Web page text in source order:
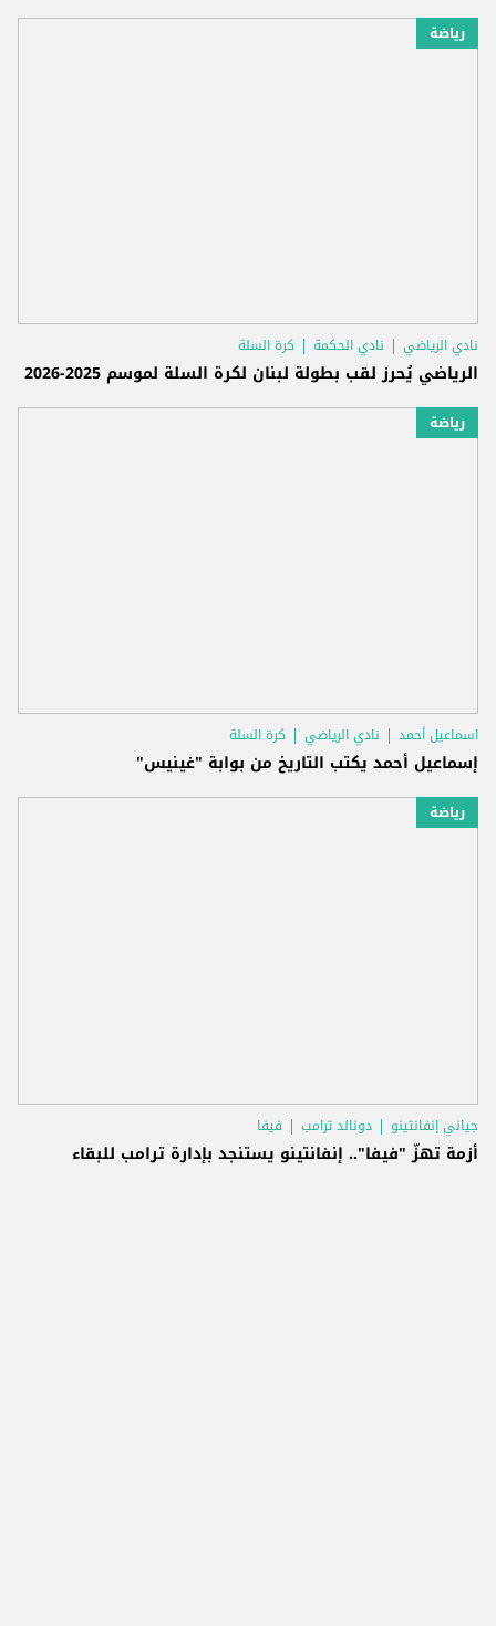
رياضة
نادي الرياضي نادي الحكمة كرة السلة
الرياضي يُحرز لقب بطولة لبنان لكرة السلة لموسم 2025-2026
رياضة
اسماعيل أحمد نادي الرياضي كرة السلة
إسماعيل أحمد يكتب التاريخ من بوابة "غينيس"
رياضة
جياني إنفانتينو دونالد ترامب فيفا
أزمة تهزّ "فيفا".. إنفانتينو يستنجد بإدارة ترامب للبقاء